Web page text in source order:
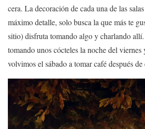
cera. La decoración de cada una de las
máximo detalle, solo busca la que más te
sitio) disfruta tomando algo y charlando
tomando unos cócteles la noche del viernes
volvimos el sábado a tomar café después de